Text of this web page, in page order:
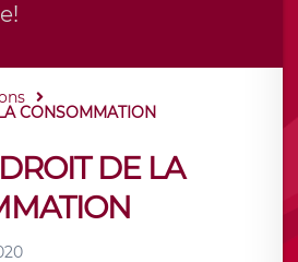
CONSOMMATION
DE LA